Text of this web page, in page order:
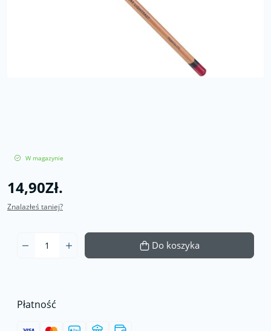
W magazynie
14,90Zł.
Znalazłeś taniej?
Do koszyka
Płatność